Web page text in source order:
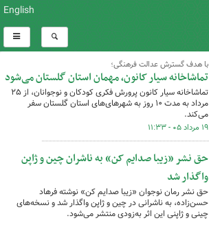
English
با هدف گسترش عدالت فرهنگی؛
تماشاخانه سیار کانون، مهمان استان گلستان می‌شود
تماشاخانه سیار کانون پرورش فکری کودکان و نوجوانان، از ۲۵
مرداد به مدت ۱۰ روز به شهرهای‌های استان گلستان سفر
می‌کند.
۱۹ مرداد ۰۵ - ۱۱:۳۳
حق نشر «زیبا صدایم کن» به ناشران چین و ژاپن
واگذار شد
حق نشر رمان نوجوان «زیبا صدایم کن» نوشته فرهاد
حسن‌زاده، به ناشرانی در چین و ژاپن واگذار شد و نسخه‌های
چینی و ژاپنی این اثر به‌زودی منتشر می‌شود.